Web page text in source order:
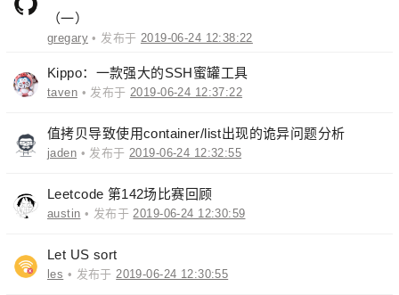
（一）
gregary • 发布于 2019-06-24 12:38:22
Kippo：一款强大的SSH蜜罐工具
taven • 发布于2019-06-24 12:37:22
值拷贝导致使用container/list出现的诡异问题分析
jaden • 发布于2019-06-24 12:32:55
Leetcode 第142场比赛回顾
austin • 发布于2019-06-24 12:30:59
Let US sort
les • 发布于2019-06-24 12:30:55